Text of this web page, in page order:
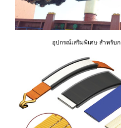
อุปกรณ์เสริมพิเศษ สำหรับ